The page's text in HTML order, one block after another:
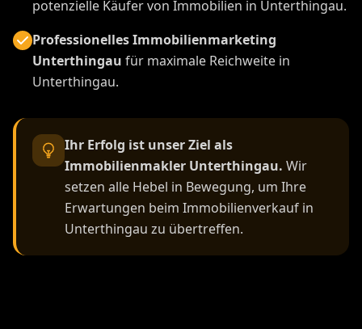
potenzielle Käufer von Immobilien in Unterthingau.
Professionelles Immobilienmarketing
Unterthingau für maximale Reichweite in
Unterthingau.
Ihr Erfolg ist unser Ziel als
Immobilienmakler Unterthingau. Wir
setzen alle Hebel in Bewegung, um Ihre
Erwartungen beim Immobilienverkauf in
Unterthingau zu übertreffen.